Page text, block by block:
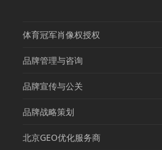
体育冠军肖像权授权
品牌管理与咨询
品牌宣传与公关
品牌战略策划
北京GEO优化服务商